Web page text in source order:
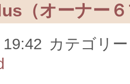
（オーナー
カテゴリ